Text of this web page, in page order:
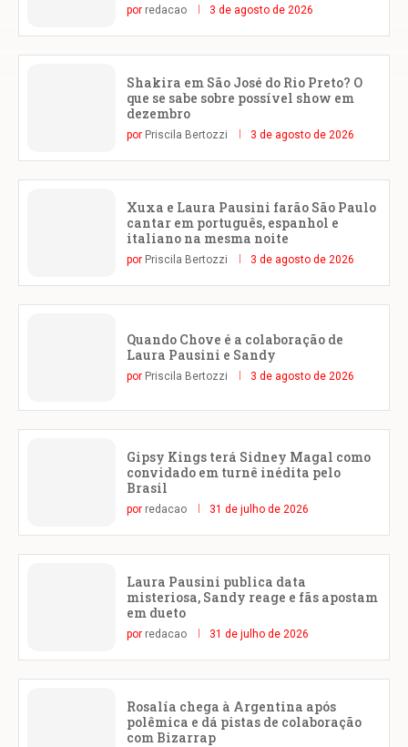
por redacao 3 de agosto de 2026
Shakira em São José do Rio Preto? O
que se sabe sobre possível show em
dezembro
por Priscila Bertozzi 3 de agosto de 2026
Xuxa e Laura Pausini farão São Paulo
cantar em português, espanhol e
italiano na mesma noite
por Priscila Bertozzi 3 de agosto de 2026
Quando Chove é a colaboração de
Laura Pausini e Sandy
por Priscila Bertozzi 3 de agosto de 2026
Gipsy Kings terá Sidney Magal como
convidado em turnê inédita pelo
Brasil
por redacao 31 de julho de 2026
Laura Pausini publica data
misteriosa, Sandy reage e fãs apostam
em dueto
por redacao 31 de julho de 2026
Rosalía chega à Argentina após
polêmica e dá pistas de colaboração
com Bizarrap